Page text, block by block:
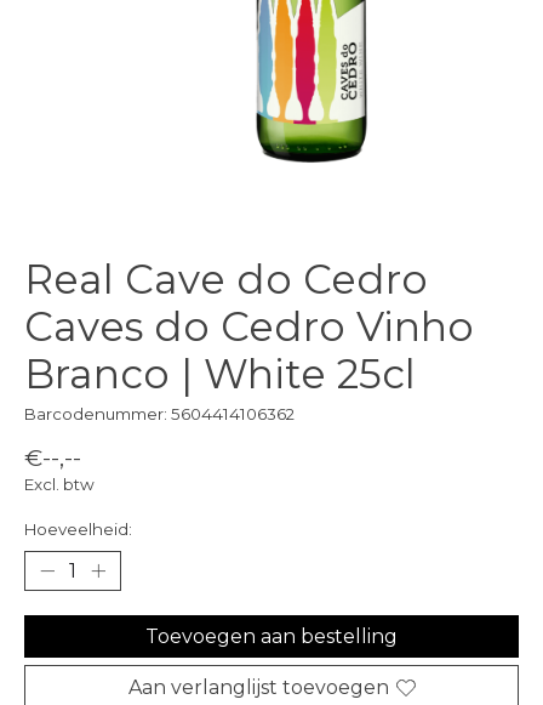
Real Cave do Cedro
Caves do Cedro Vinho
Branco | White 25cl
Barcodenummer: 5604414106362
€--,--
Excl. btw
Hoeveelheid:
Toevoegen aan bestelling
Aan verlanglijst toevoegen